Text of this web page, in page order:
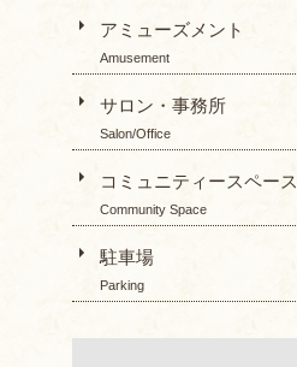
アミューズメント
Amusement
サロン・事務所
Salon/Office
コミュニティースペース
Community Space
駐車場
Parking